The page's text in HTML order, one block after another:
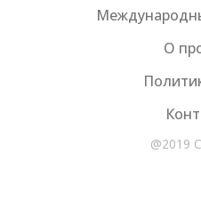
О
@2019